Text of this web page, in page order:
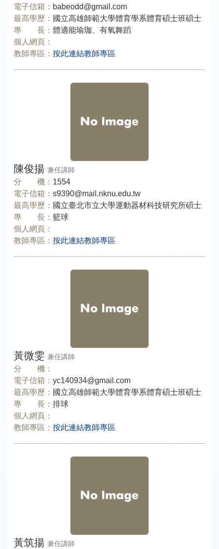
電子信箱： babeodd@gmail.com
最高學歷： 國立高雄師範大學體育學系體育碩士班碩士
專 長： 體適能瑜珈、有氧舞蹈
個人網頁：
教師專區： 按此連結教師專區
陳俊揚 兼任講師
分 機： 1554
電子信箱： s9390@mail.nknu.edu.tw
最高學歷： 國立臺北市立大學運動器材科技研究所碩士
專 長： 籃球
個人網頁：
教師專區： 按此連結教師專區
黃微雯 兼任講師
分 機：
電子信箱： yc140934@gmail.com
最高學歷： 國立高雄師範大學體育學系體育碩士班碩士
專 長： 排球
個人網頁：
教師專區： 按此連結教師專區
黃筑揚 兼任講師